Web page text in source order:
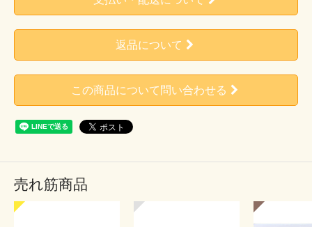
返品について
この商品について問い合わせる
売れ筋商品